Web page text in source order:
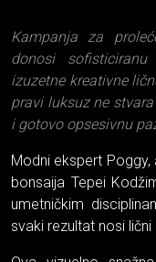
Kampanja za
donosi
izuzetne kreativne
pravi luksuz ne
i gotovo opsesivnu
Modni ekspert Poggy,
bonsaija Tepei
umetničkim
svaki rezultat nosi lični